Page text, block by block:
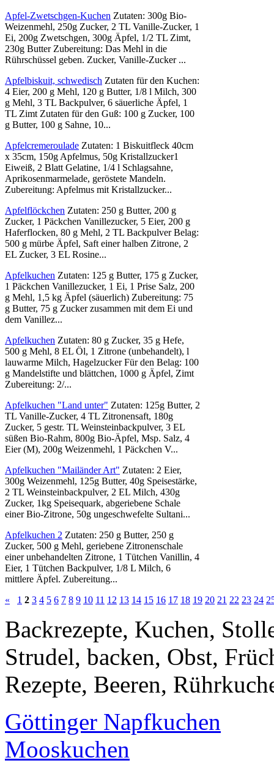
Apfel-Zwetschgen-Kuchen Zutaten: 300g Bio-
Weizenmehl, 250g Zucker, 2 TL Vanille-Zucker, 1
Ei, 200g Zwetschgen, 300g Äpfel, 1/2 TL Zimt,
230g Butter Zubereitung: Das Mehl in die
Rührschüssel geben. Zucker, Vanille-Zucker ...
Apfelbiskuit, schwedisch Zutaten für den Kuchen:
4 Eier, 200 g Mehl, 120 g Butter, 1/8 l Milch, 300
g Mehl, 3 TL Backpulver, 6 säuerliche Äpfel, 1
TL Zimt Zutaten für den Guß: 100 g Zucker, 100
g Butter, 100 g Sahne, 10...
Apfelcremeroulade Zutaten: 1 Biskuitfleck 40cm
x 35cm, 150g Apfelmus, 50g Kristallzucker1
Eiweiß, 2 Blatt Gelatine, 1/4 l Schlagsahne,
Aprikosenmarmelade, geröstete Mandeln.
Zubereitung: Apfelmus mit Kristallzucker...
Apfelflöckchen Zutaten: 250 g Butter, 200 g
Zucker, 1 Päckchen Vanillezucker, 5 Eier, 200 g
Haferflocken, 80 g Mehl, 2 TL Backpulver Belag:
500 g mürbe Äpfel, Saft einer halben Zitrone, 2
EL Zucker, 3 EL Rosine...
Apfelkuchen Zutaten: 125 g Butter, 175 g Zucker,
1 Päckchen Vanillezucker, 1 Ei, 1 Prise Salz, 200
g Mehl, 1,5 kg Äpfel (säuerlich) Zubereitung: 75
g Butter, 75 g Zucker zusammen mit dem Ei und
dem Vanillez...
Apfelkuchen Zutaten: 80 g Zucker, 35 g Hefe,
500 g Mehl, 8 EL Öl, 1 Zitrone (unbehandelt), l
lauwarme Milch, Hagelzucker Für den Belag: 100
g Mandelstifte und blättchen, 1000 g Äpfel, Zimt
Zubereitung: 2/...
Apfelkuchen "Land unter" Zutaten: 125g Butter, 2
TL Vanille-Zucker, 4 TL Zitronensaft, 180g
Zucker, 5 gestr. TL Weinsteinbackpulver, 3 EL
süßen Bio-Rahm, 800g Bio-Äpfel, Msp. Salz, 4
Eier (M), 200g Weizenmehl, 1 Päckchen V...
Apfelkuchen "Mailänder Art" Zutaten: 2 Eier,
300g Weizenmehl, 125g Butter, 40g Speisestärke,
2 TL Weinsteinbackpulver, 2 EL Milch, 430g
Zucker, 1kg Speisequark, abgeriebene Schale
einer Bio-Zitrone, 50g ungeschwefelte Sultani...
Apfelkuchen 2 Zutaten: 250 g Butter, 250 g
Zucker, 500 g Mehl, geriebene Zitronenschale
einer unbehandelten Zitrone, 1 Tütchen Vanillin, 4
Eier, 1 Tütchen Backpulver, 1/8 L Milch, 6
mittlere Äpfel. Zubereitung...
«
1 2 3 4 5 6 7 8 9 10 11 12 13 14 15 16 17 18 19 20 21 22 23 24
Backrezepte, Kuchen,
Strudel, backen, Obst,
Rezepte, Beeren,
Göttinger Napfkuchen
Mooskuchen